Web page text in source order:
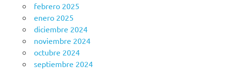
febrero 2025
enero 2025
diciembre 2024
noviembre 2024
octubre 2024
septiembre 2024